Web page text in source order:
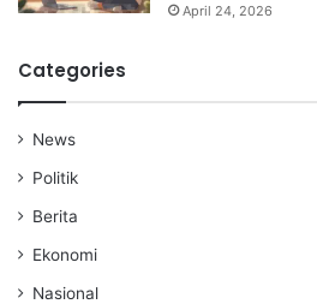
April 24, 2026
Categories
News
Politik
Berita
Ekonomi
Nasional